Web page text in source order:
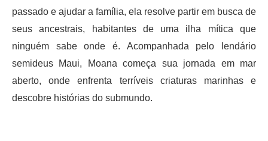
passado e ajudar a família, ela resolve partir em busca de
seus ancestrais, habitantes de uma ilha mítica que
ninguém sabe onde é. Acompanhada pelo lendário
semideus Maui, Moana começa sua jornada em mar
aberto, onde enfrenta terríveis criaturas marinhas e
descobre histórias do submundo.